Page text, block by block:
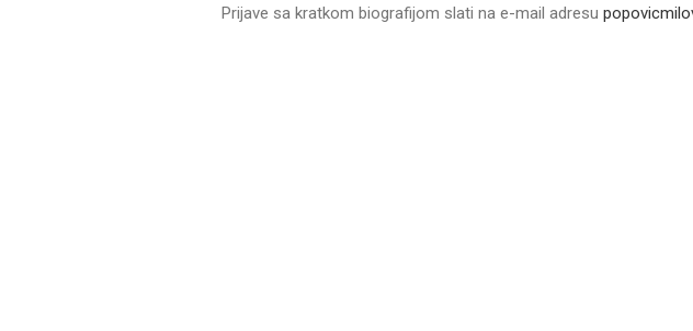
Prijave sa kratkom biografijom slati na e-mail adresu